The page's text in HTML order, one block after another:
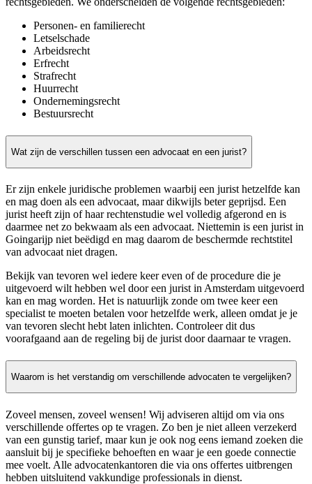
Personen- en familierecht
Letselschade
Arbeidsrecht
Erfrecht
Strafrecht
Huurrecht
Ondernemingsrecht
Bestuursrecht
Wat zijn de verschillen tussen een advocaat en een jurist?
Er zijn enkele juridische problemen waarbij een jurist hetzelfde kan
en mag doen als een advocaat, maar dikwijls beter geprijsd. Een
jurist heeft zijn of haar rechtenstudie wel volledig afgerond en is
daarmee net zo bekwaam als een advocaat. Niettemin is een jurist in
Goingarijp niet beëdigd en mag daarom de beschermde rechtstitel
van advocaat niet dragen.
Bekijk van tevoren wel iedere keer even of de procedure die je
uitgevoerd wilt hebben wel door een jurist in Amsterdam uitgevoerd
kan en mag worden. Het is natuurlijk zonde om twee keer een
specialist te moeten betalen voor hetzelfde werk, alleen omdat je je
van tevoren slecht hebt laten inlichten. Controleer dit dus
voorafgaand aan de regeling bij de jurist door daarnaar te vragen.
Waarom is het verstandig om verschillende advocaten te vergelijken?
Zoveel mensen, zoveel wensen! Wij adviseren altijd om via ons
verschillende offertes op te vragen. Zo ben je niet alleen verzekerd
van een gunstig tarief, maar kun je ook nog eens iemand zoeken die
aansluit bij je specifieke behoeften en waar je een goede connectie
mee voelt. Alle advocatenkantoren die via ons offertes uitbrengen
hebben uitsluitend vakkundige professionals in dienst.